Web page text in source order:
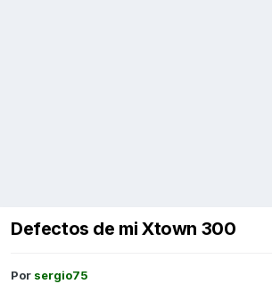
Defectos de mi Xtown 300
Por sergio75